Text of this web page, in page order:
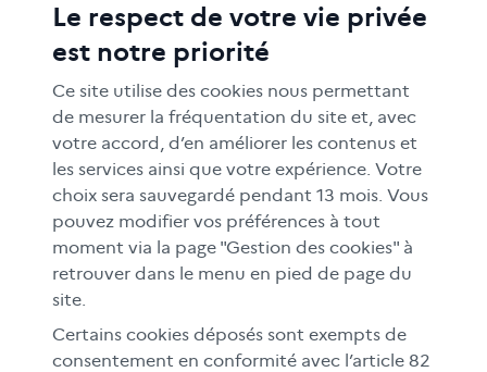
ACTIONS ÉDUCATIVES
FORMATION
RESSOURCES
MÉDIAS SCOLAIRES
FAMILLES
Le CLEMI
En académies
À l'international
CLEMI sup
Espace presse
Le respect de votre vie privée
est notre priorité
Ce site utilise des cookies nous permettant
de mesurer la fréquentation du site et, avec
votre accord, d’en améliorer les contenus et
les services ainsi que votre expérience. Votre
choix sera sauvegardé pendant 13 mois. Vous
pouvez modifier vos préférences à tout
moment via la page "Gestion des cookies" à
retrouver dans le menu en pied de page du
site.
Certains cookies déposés sont exempts de
consentement en conformité avec l’article 82